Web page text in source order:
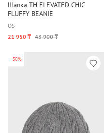
Шапка TH ELEVATED CHIC
FLUFFY BEANIE
OS
21 950 ₸ 43 900 ₸
-50%